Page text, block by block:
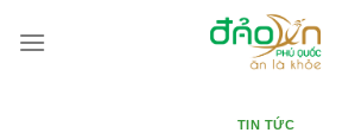
TIN TỨC